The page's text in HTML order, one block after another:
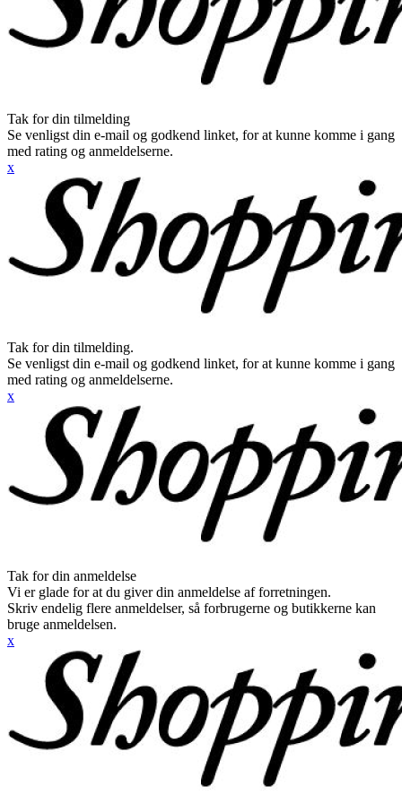
Tak for din tilmelding
Se venligst din e-mail og godkend linket, for at kunne komme i gang
med rating og anmeldelserne.
x
Tak for din tilmelding.
Se venligst din e-mail og godkend linket, for at kunne komme i gang
med rating og anmeldelserne.
x
Tak for din anmeldelse
Vi er glade for at du giver din anmeldelse af forretningen.
Skriv endelig flere anmeldelser, så forbrugerne og butikkerne kan
bruge anmeldelsen.
x